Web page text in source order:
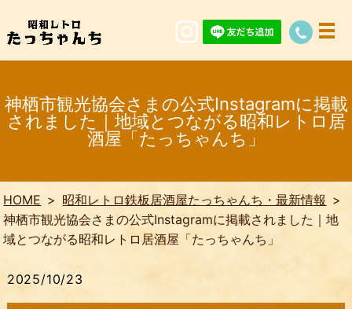
神栖市観光協会さまの公式Instagramに掲載
されました｜地域とつながる昭和レトロ居
酒屋「たっちゃんち」
HOME
昭和レトロ鉄板居酒屋たっちゃんち・最新情報
神栖市観光協会さまの公式Instagramに掲載されました｜地
域とつながる昭和レトロ居酒屋「たっちゃんち」
2025/10/23